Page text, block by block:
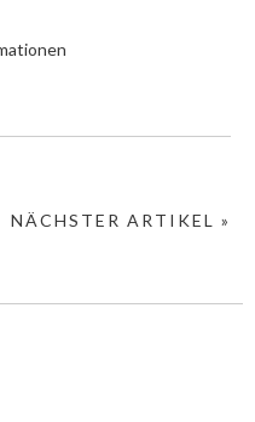
NÄCHSTER ARTIKEL »